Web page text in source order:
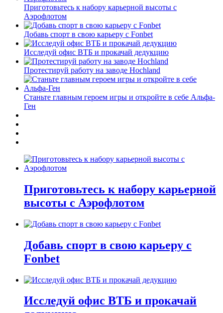
Приготовьтесь к набору карьерной высоты с
Аэрофлотом
Добавь спорт в свою карьеру с Fonbet
Исследуй офис ВТБ и прокачай дедукцию
Протестируй работу на заводе Hochland
Станьте главным героем игры и откройте в себе Альфа-
Ген
Приготовьтесь к набору карьерной
высоты с Аэрофлотом
Добавь спорт в свою карьеру с
Fonbet
Исследуй офис ВТБ и прокачай